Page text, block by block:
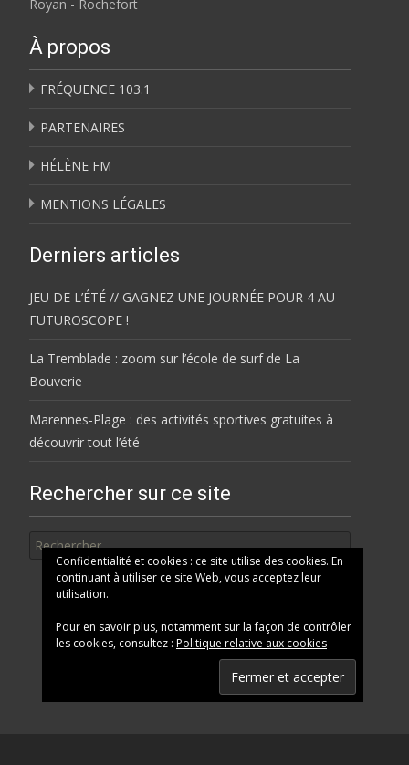
Royan - Rochefort
À propos
FRÉQUENCE 103.1
PARTENAIRES
HÉLÈNE FM
MENTIONS LÉGALES
Derniers articles
JEU DE L’ÉTÉ // GAGNEZ UNE JOURNÉE POUR 4 AU
FUTUROSCOPE !
La Tremblade : zoom sur l’école de surf de La
Bouverie
Marennes-Plage : des activités sportives gratuites à
découvrir tout l’été
Rechercher sur ce site
Confidentialité et cookies : ce site utilise des cookies. En
continuant à utiliser ce site Web, vous acceptez leur
utilisation.
Pour en savoir plus, notamment sur la façon de contrôler
les cookies, consultez : Politique relative aux cookies